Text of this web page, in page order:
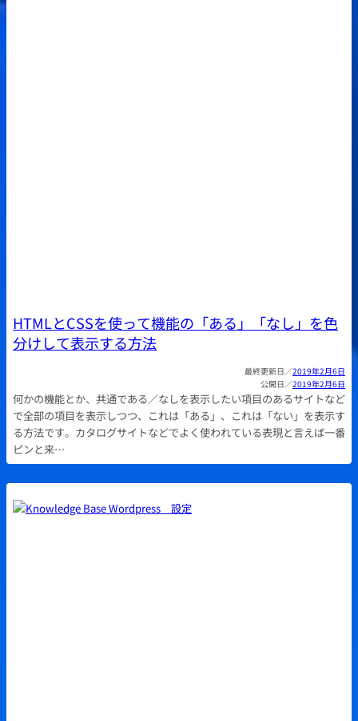
HTMLとCSSを使って機能の「ある」「なし」を色
分けして表示する方法
2019年2月6日
2019年2月6日
何かの機能とか、共通である／なしを表示したい項目のあるサイトなど
で全部の項目を表示しつつ、これは「ある」、これは「ない」を表示す
る方法です。カタログサイトなどでよく使われている表現と言えば一番
ピンと来…